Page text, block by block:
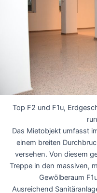
Top F2 und F1u,
Das Mietobjekt umfasst
einem breiten
versehen. Von diesem
Treppe in den massiven,
Gewölberaum
Ausreichend